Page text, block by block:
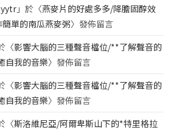
」於〈燕麥片的好處多多/降膽固醇效
單的南瓜燕麥粥〉發佈留言
〈影響大腦的三種聲音檔位/**了解聲音的
自我的音樂〉發佈留言
〈影響大腦的三種聲音檔位/**了解聲音的
自我的音樂〉發佈留言
〈斯洛維尼亞/阿爾卑斯山下的*特里格拉